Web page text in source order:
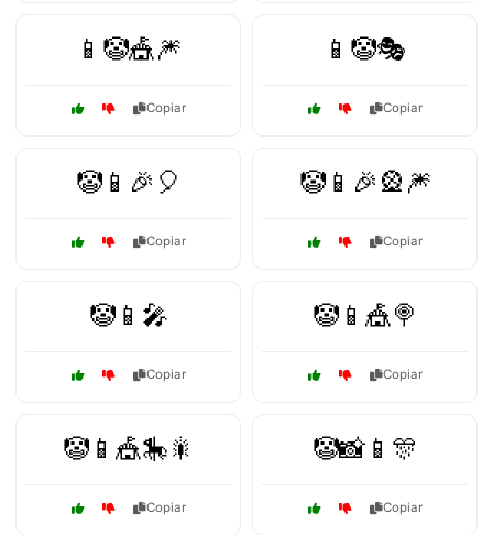
📱🤡🎪🎆
Copiar
📱🤡🎭
Copiar
🤡📱🎉🎈
Copiar
🤡📱🎉🎡🎆
Copiar
🤡📱🎤
Copiar
🤡📱🎪🍭
Copiar
🤡📱🎪🎠🎇
Copiar
🤡📸📱🎊
Copiar